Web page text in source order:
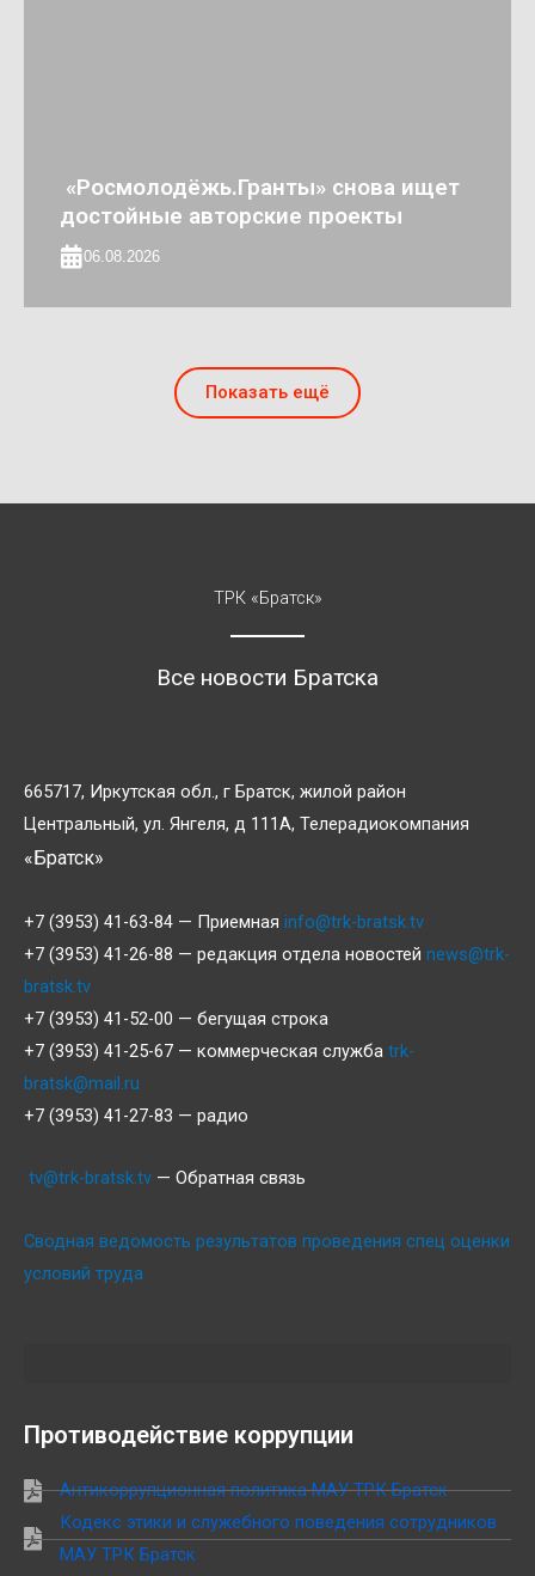
«Росмолодёжь.Гранты» снова ищет
достойные авторские проекты
06.08.2026
Показать ещё
ТРК «Братск»
Все новости Братска
665717, Иркутская обл., г Братск, жилой район
Центральный, ул. Янгеля, д 111А, Телерадиокомпания
«Братск»
+7 (3953) 41-63-84 — Приемная info@trk-bratsk.tv
+7 (3953) 41-26-88 — редакция отдела новостей news@trk-
bratsk.tv
+7 (3953) 41-52-00 — бегущая строка
+7 (3953) 41-25-67 — коммерческая служба trk-
bratsk@mail.ru
+7 (3953) 41-27-83 — радио
tv@trk-bratsk.tv — Обратная связь
Сводная ведомость результатов проведения спец оценки
условий труда
Противодействие коррупции
Антикоррупционная политика МАУ ТРК Братск
Кодекс этики и служебного поведения сотрудников
МАУ ТРК Братск